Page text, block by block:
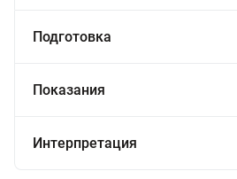
Подготовка
Показания
Интерпретация